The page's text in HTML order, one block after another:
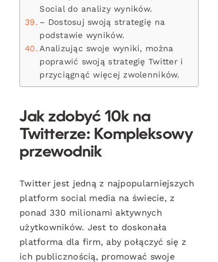
Social do analizy wyników.
– Dostosuj swoją strategię na
podstawie wyników.
Analizując swoje wyniki, można
poprawić swoją strategię Twitter i
przyciągnąć więcej zwolenników.
Jak zdobyć 10k na
Twitterze: Kompleksowy
przewodnik
Twitter jest jedną z najpopularniejszych
platform social media na świecie, z
ponad 330 milionami aktywnych
użytkowników. Jest to doskonała
platforma dla firm, aby połączyć się z
ich publicznością, promować swoje